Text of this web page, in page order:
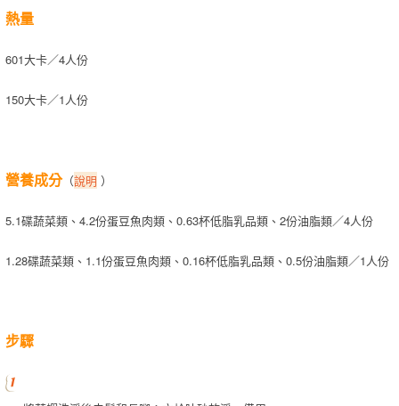
熱量
601大卡／4人份
150大卡／1人份
營養成分（說明 ）
5.1碟蔬菜類、4.2份蛋豆魚肉類、0.63杯低脂乳品類、2份油脂類／4人份
1.28碟蔬菜類、1.1份蛋豆魚肉類、0.16杯低脂乳品類、0.5份油脂類／1人份
步驟